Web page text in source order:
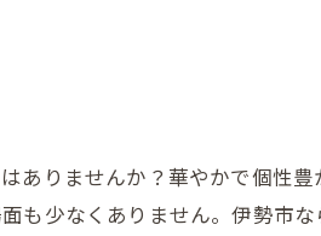
ありませんか？華やかで個性
も少なくありません。伊勢市